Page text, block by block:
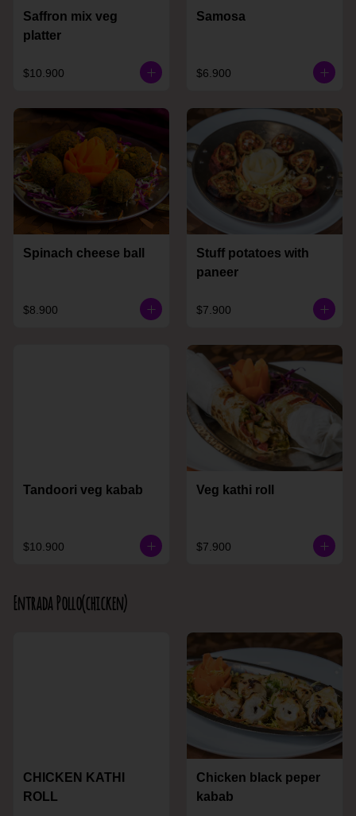
Saffron mix veg
platter
$10.900
Samosa
$6.900
Spinach cheese ball
$8.900
Stuff potatoes with
paneer
$7.900
Tandoori veg kabab
$10.900
Veg kathi roll
$7.900
Entrada Pollo(chicken)
CHICKEN KATHI
ROLL
Chicken black peper
kabab